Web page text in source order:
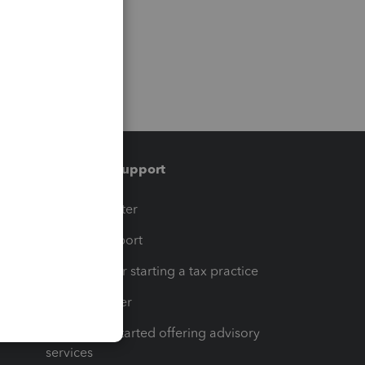
Training & support
Training Center
Learn & Support
Resources for starting a tax practice
Tax Pro Center
How to get started offering advisory
services